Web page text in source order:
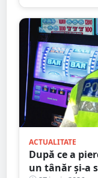
ACTUALITATE
După ce a
un tânăr și-a